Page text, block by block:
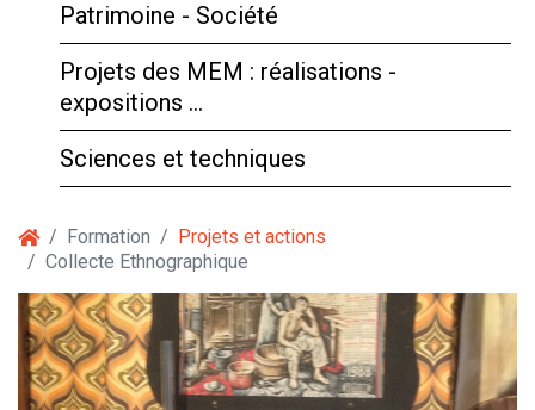
Patrimoine - Société
Projets des MEM : réalisations -
expositions …
Sciences et techniques
Formation
Projets et actions
Collecte Ethnographique